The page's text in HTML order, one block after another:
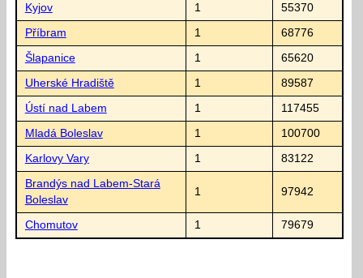
Kyjov 1 55370
Příbram 1 68776
Šlapanice 1 65620
Uherské Hradiště 1 89587
Ústí nad Labem 1 117455
Mladá Boleslav 1 100700
Karlovy Vary 1 83122
Brandýs nad Labem-Stará
Boleslav
1 97942
Chomutov 1 79679